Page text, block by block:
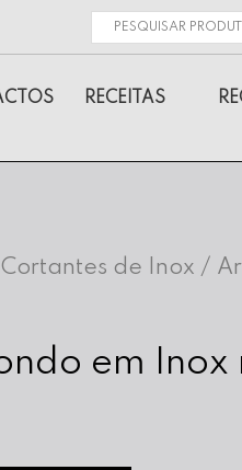
Pesquisar
RECEITAS
de Inox /
em Inox